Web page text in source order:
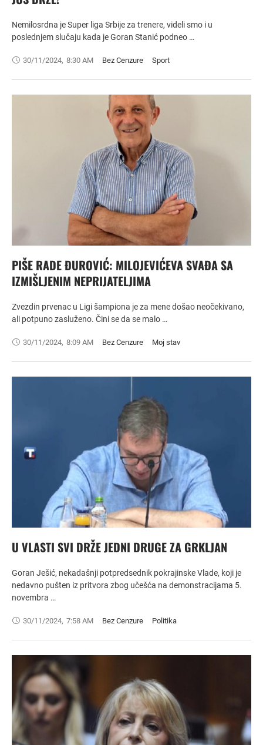
Nemilosrdna je Super liga Srbije za trenere, videli smo i u
poslednjem slučaju kada je Goran Stanić podneo …
30/11/2024, 8:30 AM Bez Cenzure Sport
PIŠE RADE ĐUROVIĆ: MILOJEVIĆEVA SVAĐA SA
IZMIŠLJENIM NEPRIJATELJIMA
Zvezdin prvenac u Ligi šampiona je za mene došao neočekivano,
ali potpuno zasluženo. Čini se da se malo …
30/11/2024, 8:09 AM Bez Cenzure Moj stav
U VLASTI SVI DRŽE JEDNI DRUGE ZA GRKLJAN
Goran Ješić, nekadašnji potpredsednik pokrajinske Vlade, koji je
nedavno pušten iz pritvora zbog učešća na demonstracijama 5.
novembra …
30/11/2024, 7:58 AM Bez Cenzure Politika